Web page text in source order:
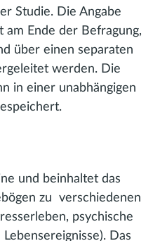
Studie. Die Angabe
am Ende der Befragung,
über einen separaten
werden. Die
in einer unabhängigen
und beinhaltet das
zu verschiedenen
psychische
Das